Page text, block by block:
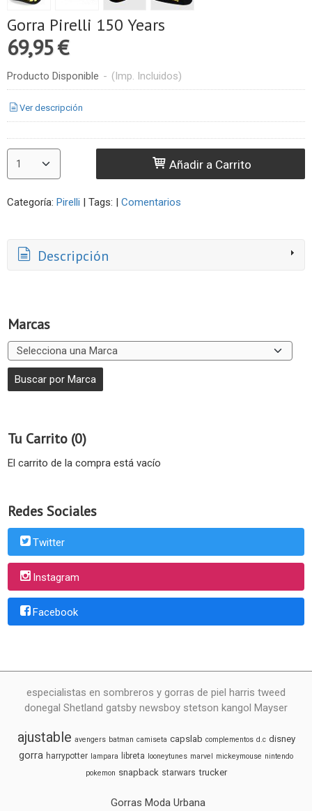
Marcas
Tu Carrito (0)
El carrito de la compra está vacío
Redes Sociales
Twitter
Instagram
Facebook
Gorra Pirelli 150 Years
69,95 €
Producto Disponible - (Imp. Incluidos)
Ver descripción
Añadir a Carrito
Categoría: Pirelli | Tags: | Comentarios
Descripción
especialistas en sombreros y gorras de piel harris tweed
donegal Shetland gatsby newsboy stetson kangol Mayser
ajustable avengers batman camiseta capslab complementos d.c disney
gorra harrypotter lampara libreta looneytunes marvel mickeymouse nintendo
pokemon snapback starwars trucker
Gorras Moda Urbana